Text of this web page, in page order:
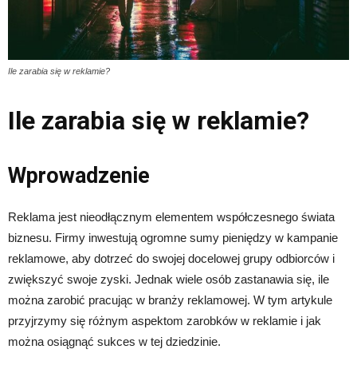
Ile zarabia się w reklamie?
Ile zarabia się w reklamie?
Wprowadzenie
Reklama jest nieodłącznym elementem współczesnego świata
biznesu. Firmy inwestują ogromne sumy pieniędzy w kampanie
reklamowe, aby dotrzeć do swojej docelowej grupy odbiorców i
zwiększyć swoje zyski. Jednak wiele osób zastanawia się, ile
można zarobić pracując w branży reklamowej. W tym artykule
przyjrzymy się różnym aspektom zarobków w reklamie i jak
można osiągnąć sukces w tej dziedzinie.